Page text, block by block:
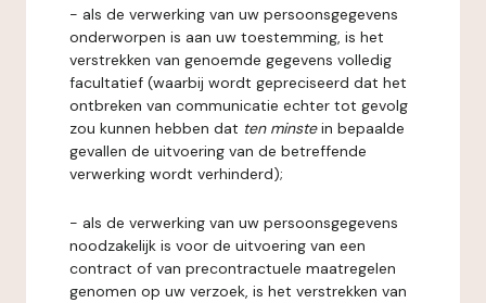
- als de verwerking van uw persoonsgegevens
onderworpen is aan uw toestemming, is het
verstrekken van genoemde gegevens volledig
facultatief (waarbij wordt gepreciseerd dat het
ontbreken van communicatie echter tot gevolg
zou kunnen hebben dat ten minstein bepaalde
gevallen de uitvoering van de betreffende
verwerking wordt verhinderd);
- als de verwerking van uw persoonsgegevens
noodzakelijk is voor de uitvoering van een
contract of van precontractuele maatregelen
genomen op uw verzoek, is het verstrekken van